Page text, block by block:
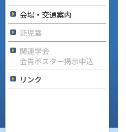
会場・交通案内
託児室
関連学会
会告ポスター掲示申込
リンク